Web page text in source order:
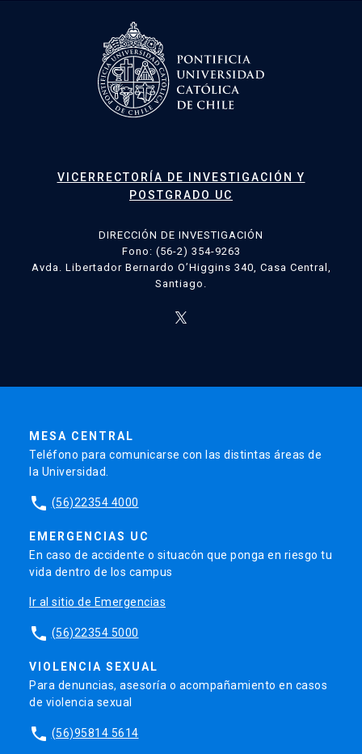
VICERRECTORÍA DE INVESTIGACIÓN Y
POSTGRADO UC
DIRECCIÓN DE INVESTIGACIÓN
Fono: (56-2) 354-9263
Avda. Libertador Bernardo O’Higgins 340, Casa Central,
Santiago.
MESA CENTRAL
Teléfono para comunicarse con las distintas áreas de
la Universidad.
phone (56)22354 4000
EMERGENCIAS UC
En caso de accidente o situacón que ponga en riesgo tu
vida dentro de los campus
Ir al sitio de Emergencias
phone (56)22354 5000
VIOLENCIA SEXUAL
Para denuncias, asesoría o acompañamiento en casos
de violencia sexual
phone (56)95814 5614